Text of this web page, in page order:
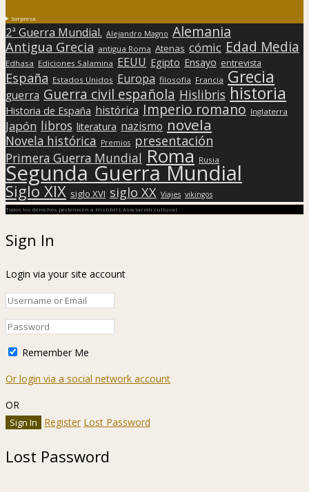
Sorpresa
2ª Guerra Mundial. Alejandro Magno Alemania
Antigua Grecia antigua Roma Atenas cómic Edad Media
Edhasa Ediciones Salamina EEUU Egipto Ensayo entrevista
España Estados Unidos Europa filosofía Francia Grecia
guerra Guerra civil española Hislibris historia
Historia de España histórica Imperio romano Inglaterra
Japón libros literatura nazismo novela
Novela histórica Premios presentación
Primera Guerra Mundial Roma Rusia
Segunda Guerra Mundial
Siglo XIX siglo XVI siglo XX Viajes vikingos
Todos los derechos pertenecen a Hislibris Asociación cultural
Sign In
Login via your site account
Remember Me
Or login via a social network account
OR
Register Lost Password
Lost Password